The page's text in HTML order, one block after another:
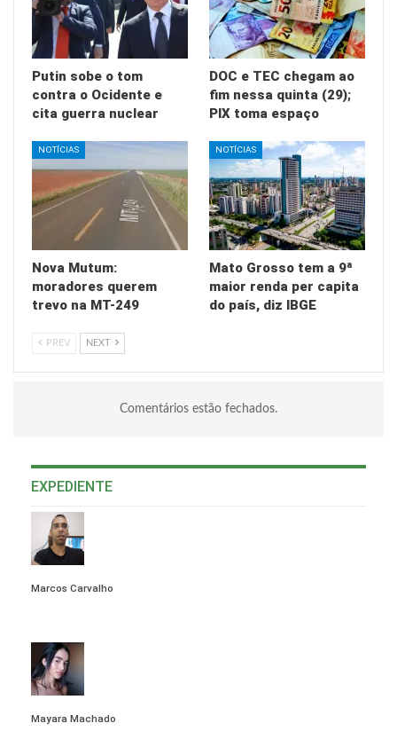
Putin sobe o tom
contra o Ocidente e
cita guerra nuclear
DOC e TEC chegam ao
fim nessa quinta (29);
PIX toma espaço
NOTÍCIAS
Nova Mutum:
moradores querem
trevo na MT-249
NOTÍCIAS
Mato Grosso tem a 9ª
maior renda per capita
do país, diz IBGE
PREV NEXT
Comentários estão fechados.
EXPEDIENTE
Marcos Carvalho
Mayara Machado